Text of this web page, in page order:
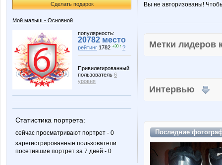
Сделать подарок
Мой малыш - Основной
популярность:
20782 место
рейтинг 1782 +30 ↑ ?
Привилегированный
пользователь 6
уровня
Статистика портрета:
сейчас просматривают портрет - 0
зарегистрированные пользователи
посетившие портрет за 7 дней - 0
Вы не авторизованы!
Метки
Интервью
Последние